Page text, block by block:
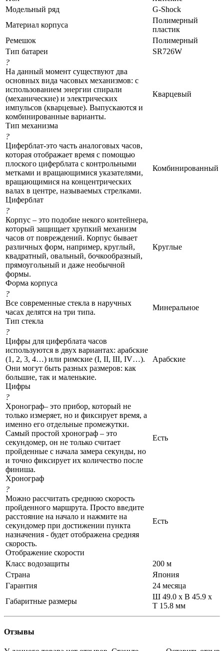
Модельный ряд
G-Shock
Материал корпуса
Полимерный
пластик
Ремешок
Полимерный
Тип батареи
SR726W
?
На данный момент существуют два
основных вида часовых механизмов: с
использованием энергии спирали
(механические) и электрических
импульсов (кварцевые). Выпускаются и
комбинированные варианты.
Тип механизма
Кварцевый
?
Циферблат-это часть аналоговых часов,
которая отображает время с помощью
плоского циферблата с контрольными
метками и вращающимися указателями,
вращающимися на концентрических
валах в центре, называемых стрелками.
Циферблат
Комбинированный
?
Корпус – это подобие некого контейнера,
который защищает хрупкий механизм
часов от повреждений. Корпус бывает
различных форм, например, круглый,
квадратный, овальный, бочкообразный,
прямоугольный и даже необычной
формы.
Форма корпуса
Круглые
?
Все современные стекла в наручных
часах делятся на три типа.
Тип стекла
Минеральное
?
Цифры для циферблата часов
используются в двух вариантах: арабские
(1, 2, 3, 4…) или римские (I, II, III, IV…).
Они могут быть разных размеров: как
большие, так и маленькие.
Цифры
Арабские
?
Хронограф– это прибор, который не
только измеряет, но и фиксирует время, а
именно его отдельные промежутки.
Самый простой хронограф – это
секундомер, он не только считает
пройденные с начала замера секунды, но
и точно фиксирует их количество после
финиша.
Хронограф
Есть
?
Можно рассчитать среднюю скорость
пройденного маршрута. Просто введите
расстояние на начало и нажмите на
секундомер при достижении пункта
назначения - будет отображена средняя
скорость.
Отображение скорости
Есть
Класс водозащиты
200 м
Страна
Япония
Гарантия
24 месяца
Габаритные размеры
Ш 49.0 x В 45.9 x
Т 15.8 мм
Отзывы